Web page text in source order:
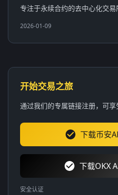
专注于永续合约的去中心化交易
2026-01-09
开始交易之旅
通过我们的专属链接注册，可
下载币安
下载OKX
安全认证